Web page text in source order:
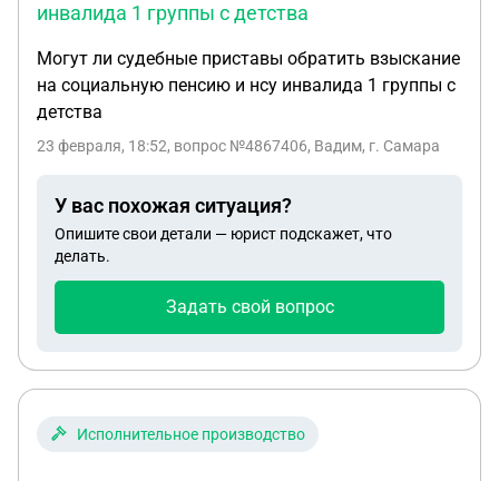
инвалида 1 группы с детства
Могут ли судебные приставы обратить взыскание
на социальную пенсию и нсу инвалида 1 группы с
детства
23 февраля, 18:52, вопрос №4867406, Вадим, г. Самара
У вас похожая ситуация?
Опишите свои детали — юрист подскажет, что
делать.
Задать свой вопрос
Исполнительное производство